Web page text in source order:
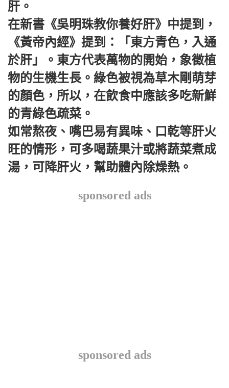
肝。
在新書《吳明珠教你養好肝》中提到，
《黃帝內經》提到：「東方青色，入通
於肝」。東方代表萬物的開始，象徵植
物的生機生長。綠色被視為草木剛萌芽
的顏色，所以，在飲食中應該多吃新鮮
的青綠色疏菜。
如常熬夜、嘴巴易有異味、口乾等肝火
旺的情形，可多喝蔬果汁或將蔬菜煮成
湯，可降肝火，幫助體內除燥熱。
sponsored ads
sponsored ads